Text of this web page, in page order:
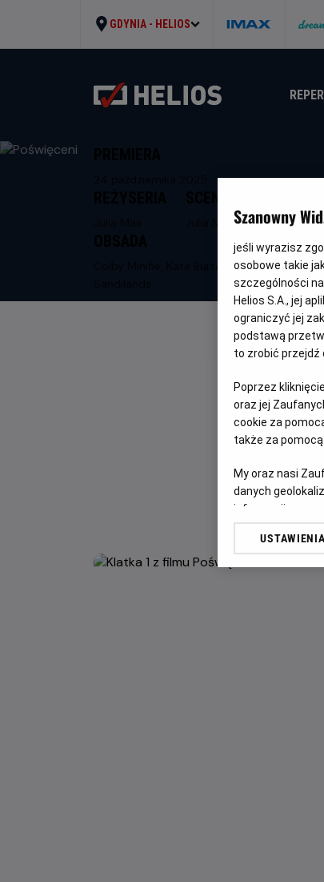
GDYNIA - HELIOS
Colby Minifie, Kate Burton, Neil
Szanowny
jeśli wyrazisz
osobowe takie
szczególności
Helios S.A., jej
ograniczyć jej
podstawą
to zrobić przejdź
Poprzez
oraz jej
cookie za
także za
My oraz nasi
danych
informacji na
odbiorców i